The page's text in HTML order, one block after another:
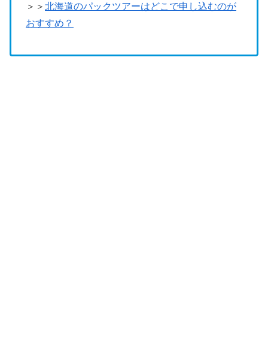
＞＞ 北海道のパックツアーはどこで申し込むのが
おすすめ？